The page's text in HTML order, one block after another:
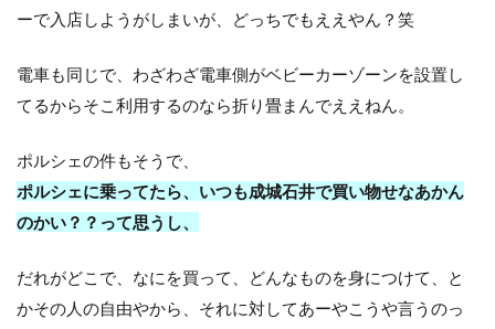
ーで入店しようがしまいが、どっちでもええやん？笑
電車も同じで、わざわざ電車側がベビーカーゾーンを設置し
てるからそこ利用するのなら折り畳まんでええねん。
ポルシェの件もそうで、
ポルシェに乗ってたら、いつも成城石井で買い物せなあかん
のかい？？って思うし、
だれがどこで、なにを買って、どんなものを身につけて、と
かその人の自由やから、それに対してあーやこうや言うのっ